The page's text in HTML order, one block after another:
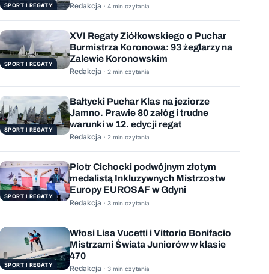
SPORT I REGATY Redakcja · 4 min czytania
SPORT I REGATY
XVI Regaty Ziółkowskiego o Puchar
Burmistrza Koronowa: 93 żeglarzy na
Zalewie Koronowskim
Redakcja · 2 min czytania
SPORT I REGATY
Bałtycki Puchar Klas na jeziorze
Jamno. Prawie 80 załóg i trudne
warunki w 12. edycji regat
Redakcja · 2 min czytania
SPORT I REGATY
Piotr Cichocki podwójnym złotym
medalistą Inkluzywnych Mistrzostw
Europy EUROSAF w Gdyni
Redakcja · 3 min czytania
SPORT I REGATY
Włosi Lisa Vucetti i Vittorio Bonifacio
Mistrzami Świata Juniorów w klasie
470
Redakcja · 3 min czytania